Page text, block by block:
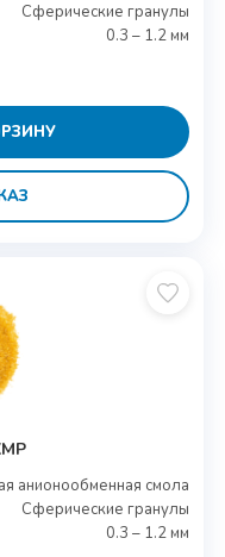
Сферические гранулы
0.3 – 1.2 мм
анионообменная смола
Сферические гранулы
0.3 – 1.2 мм